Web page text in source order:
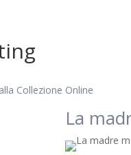
Collezione Online
La